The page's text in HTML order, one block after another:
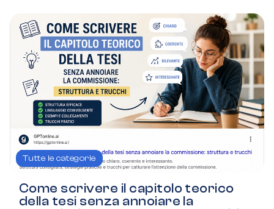
Tutte le categorie
Come scrivere il capitolo teorico
della tesi senza annoiare la